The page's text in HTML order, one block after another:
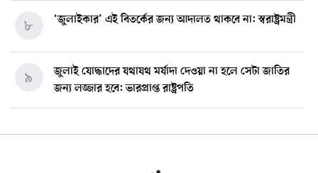
‘জুলাইকার’ এই বিতর্কের জন্য আদালত থাকবে না: স্বরাষ্ট্রমন্ত্রী
৮
জুলাই যোদ্ধাদের যথাযথ মর্যাদা দেওয়া না হলে সেটা জাতির
জন্য লজ্জার হবে: ভারপ্রাপ্ত রাষ্ট্রপতি
৯
১০